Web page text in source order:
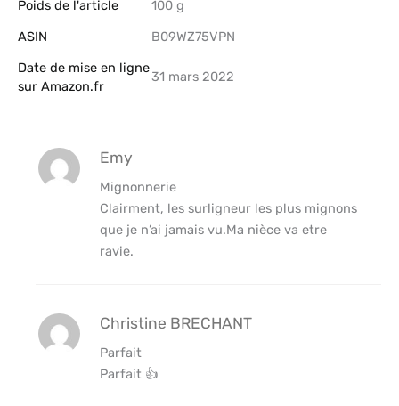
Poids de l'article
‎100 g
ASIN
B09WZ75VPN
Date de mise en ligne
sur Amazon.fr
31 mars 2022
Emy
Mignonnerie
Clairment, les surligneur les plus mignons
que je n’ai jamais vu.Ma nièce va etre
ravie.
Christine BRECHANT
Parfait
Parfait 👍